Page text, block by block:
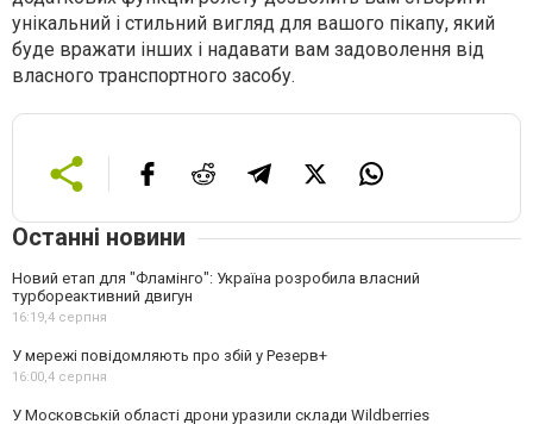
унікальний і стильний вигляд для вашого пікапу, який
буде вражати інших і надавати вам задоволення від
власного транспортного засобу.
Останні новини
Новий етап для "Фламінго": Україна розробила власний
турбореактивний двигун
16:19,4 серпня
У мережі повідомляють про збій у Резерв+
16:00,4 серпня
У Московській області дрони уразили склади Wildberries